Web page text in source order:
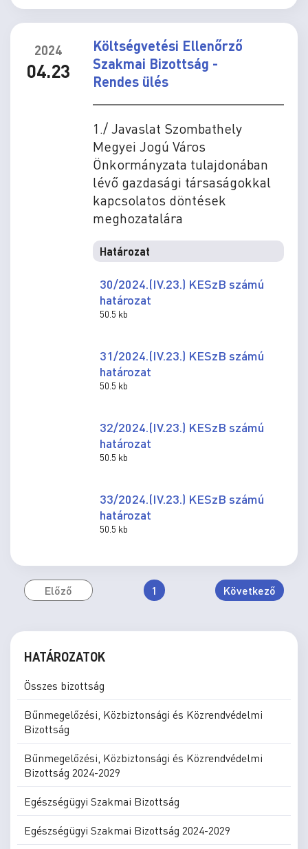
2024
04.23
Költségvetési Ellenőrző
Szakmai Bizottság -
Rendes ülés
1./ Javaslat Szombathely
Megyei Jogú Város
Önkormányzata tulajdonában
lévő gazdasági társaságokkal
kapcsolatos döntések
meghozatalára
Határozat
30/2024.(IV.23.) KESzB számú
határozat
50.5 kb
31/2024.(IV.23.) KESzB számú
határozat
50.5 kb
32/2024.(IV.23.) KESzB számú
határozat
50.5 kb
33/2024.(IV.23.) KESzB számú
határozat
50.5 kb
Előző 1 Következő
HATÁROZATOK
Összes bizottság
Bűnmegelőzési, Közbiztonsági és Közrendvédelmi
Bizottság
Bűnmegelőzési, Közbiztonsági és Közrendvédelmi
Bizottság 2024-2029
Egészségügyi Szakmai Bizottság
Egészségügyi Szakmai Bizottság 2024-2029